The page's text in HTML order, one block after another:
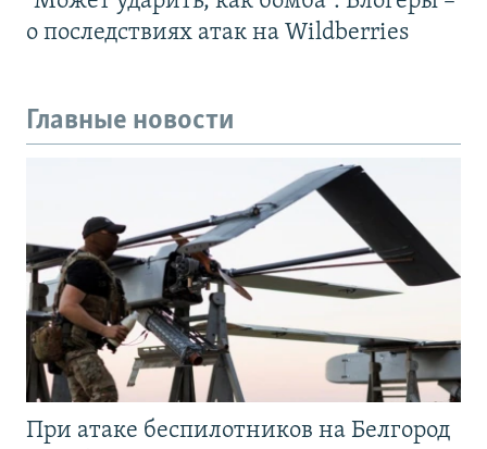
о последствиях атак на Wildberries
Главные новости
При атаке беспилотников на Белгород